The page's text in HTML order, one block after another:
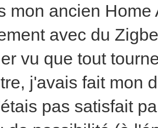
mon ancien
avec du
vu que tout
j'avais fait mon
pas satisfait